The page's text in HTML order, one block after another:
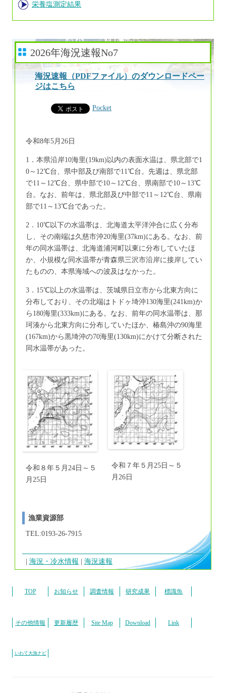
栄養塩測定結果
2026年海況速報No7
海況速報（PDFファイル）のダウンロードペー
ジはこちら
Pocket
令和8年5月26日
1．本県沿岸10海里(19km)以内の表面水温は、県北部で1
0～12℃台、県中部及び南部で11℃台。先週は、県北部
で11～12℃台、県中部で10～12℃台、県南部で10～13℃
台。なお、前年は、県北部及び中部で11～12℃台、県南
部で11～13℃台であった。
2．10℃以下の水温帯は、北海道太平洋沖合に広く分布
し、その南端は久慈市沖20海里(37km)にある。なお、前
年の同水温帯は、北海道浦河町以東に分布していたほ
か、小規模な同水温帯が青森県三沢市沿岸に接岸してい
たものの、本県海域への波及はなかった。
3．15℃以上の水温帯は、茨城県日立市から北東方向に
分布しており、その北端はトドヶ埼沖130海里(241km)か
ら180海里(333km)にある。なお、前年の同水温帯は、那
珂湊から北東方向に分布していたほか、椿島沖の90海里
(167km)から黒埼沖の70海里(130km)にかけて分断された
同水温帯があった。
令和８年５月24日～５
月25日
令和７年５月25日～５
月26日
漁業資源部
TEL:0193-26-7915
海況・冷水情報 海況速報
TOP お知らせ 調査情報 研究成果 標識魚
その他情報 更新履歴 Site Map Download Link
いわて大漁ナビ